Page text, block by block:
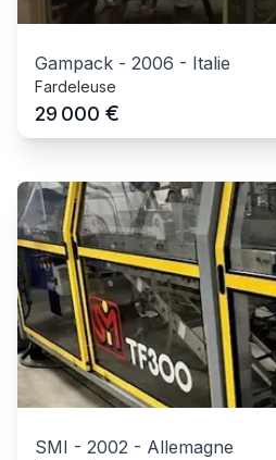
Gampack - 2006 - Italie
Fardeleuse
29 000 €
SMI - 2002 - Allemagne